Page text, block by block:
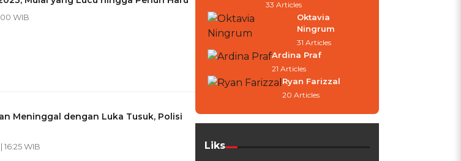
WIB
Meninggal dengan Luka Tusuk, Polisi
WIB
33 Articles
Oktavia
Ningrum
31 Articles
Ardina Praf
21 Articles
Ryan Farizzal
20 Articles
Liks